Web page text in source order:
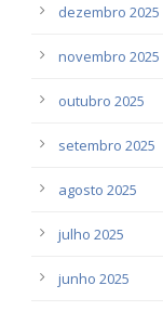
dezembro 2025
novembro 2025
outubro 2025
setembro 2025
agosto 2025
julho 2025
junho 2025